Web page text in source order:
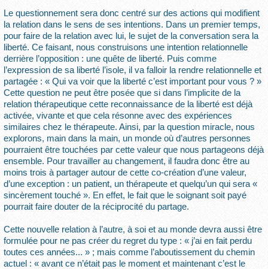
Le questionnement sera donc centré sur des actions qui modifient
la relation dans le sens de ses intentions. Dans un premier temps,
pour faire de la relation avec lui, le sujet de la conversation sera la
liberté. Ce faisant, nous construisons une intention relationnelle
derrière l’opposition : une quête de liberté. Puis comme
l’expression de sa liberté l’isole, il va falloir la rendre relationnelle et
partagée : « Qui va voir que la liberté c’est important pour vous ? »
Cette question ne peut être posée que si dans l’implicite de la
relation thérapeutique cette reconnaissance de la liberté est déjà
activée, vivante et que cela résonne avec des expériences
similaires chez le thérapeute. Ainsi, par la question miracle, nous
explorons, main dans la main, un monde où d’autres personnes
pourraient être touchées par cette valeur que nous partageons déjà
ensemble. Pour travailler au changement, il faudra donc être au
moins trois à partager autour de cette co-création d’une valeur,
d’une exception : un patient, un thérapeute et quelqu’un qui sera «
sincèrement touché ». En effet, le fait que le soignant soit payé
pourrait faire douter de la réciprocité du partage.
Cette nouvelle relation à l’autre, à soi et au monde devra aussi être
formulée pour ne pas créer du regret du type : « j’ai en fait perdu
toutes ces années... » ; mais comme l’aboutissement du chemin
actuel : « avant ce n’était pas le moment et maintenant c’est le